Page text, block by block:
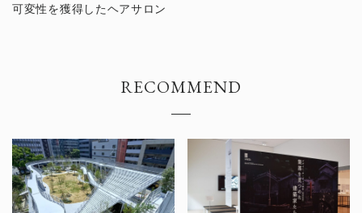
可変性を獲得したヘアサロン
RECOMMEND